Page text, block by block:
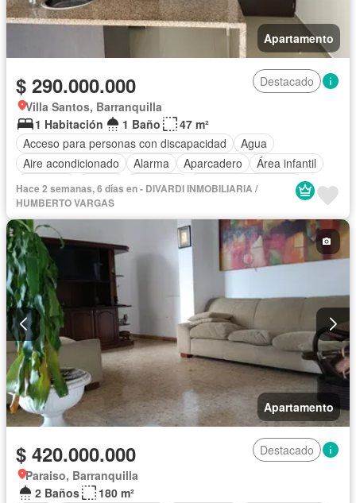
Apartamento
$ 290.000.000
Destacado
Villa Santos, Barranquilla
1 Habitación
1 Baño
47 m²
Acceso para personas con discapacidad
Agua
Aire acondicionado
Alarma Aparcadero
Área infantil
Ascensor
Balcón Barbecue
Caseta de vigilancia
Cocina integral
Gas natural
Jacuzzi
Jardín Patio Piscina Vigilante
Sauna
Seguridad privada
Tanque de agua
Terraza
Vista panorámica
Hace 2 semanas, 6 días en - DIVARDI INMOBILIARIA /
HUMBERTO VARGAS
Apartamento
$ 420.000.000
Destacado
Paraiso, Barranquilla
2 Baños
180 m²